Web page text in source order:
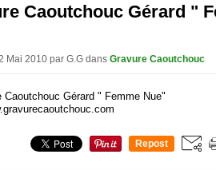
Caoutchouc Gérard "
Mai 2010 par G.G dans Gravure Caoutchouc
Repost